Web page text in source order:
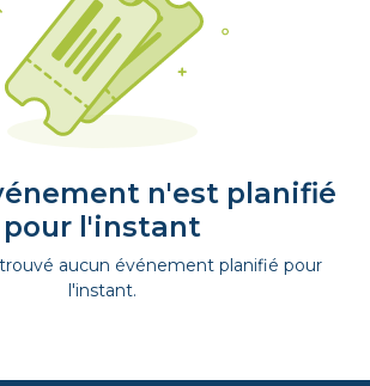
n'est planifié
pour l'instant
aucun événement planifié pour
l'instant.